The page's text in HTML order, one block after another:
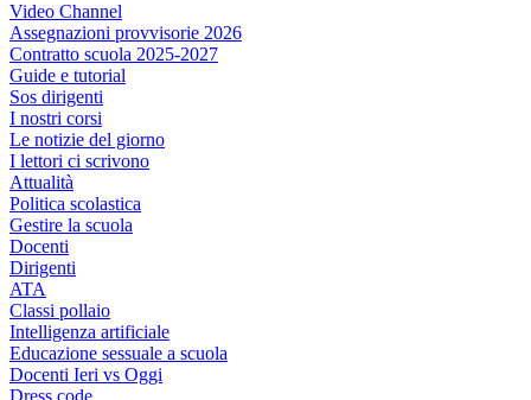
Video Channel
Assegnazioni provvisorie 2026
Contratto scuola 2025-2027
Guide e tutorial
Sos dirigenti
I nostri corsi
Le notizie del giorno
I lettori ci scrivono
Attualità
Politica scolastica
Gestire la scuola
Docenti
Dirigenti
ATA
Classi pollaio
Intelligenza artificiale
Educazione sessuale a scuola
Docenti Ieri vs Oggi
Dress code